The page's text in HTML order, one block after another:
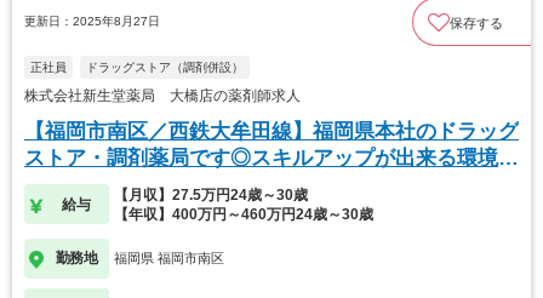
更新日：2025年8月27日 保存する
正社員 ドラッグストア（調剤併設）
株式会社新生堂薬局 大橋店の薬剤師求人
【福岡市南区／西鉄大牟田線】福岡県本社のドラッグ
ストア・調剤薬局です◎スキルアップが出来る環境で
す
給与
【月収】27.5万円24歳～30歳
【年収】400万円～460万円24歳～30歳
勤務地 福岡県 福岡市南区